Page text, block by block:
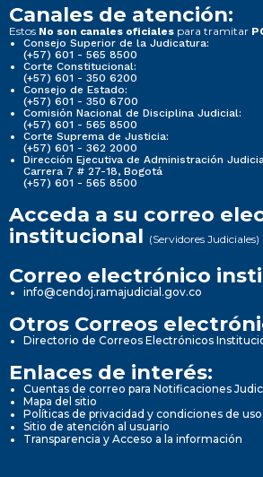
Canales de atención:
Estos No son canales oficiales para tramitar
Consejo Superior de la Judicatura:
(+57) 601 - 565 8500
Corte Constitucional:
(+57) 601 - 350 6200
Consejo de Estado:
(+57) 601 - 350 6700
Comisión Nacional de Disciplina Judicial:
(+57) 601 - 565 8500
Corte Suprema de Justicia:
(+57) 601 - 362 2000
Dirección Ejecutiva de Administración
Carrera 7 # 27-18, Bogotá
(+57) 601 - 565 8500
Acceda a su correo
institucional (Servidores Judiciales)
Correo electrónico
info@cendoj.ramajudicial.gov.co
Otros Correos
Directorio de Correos Electrónicos
Enlaces de interés:
Cuentas de correo para Notificaciones
Mapa del sitio
Políticas de privacidad y condiciones de uso
Sitio de atención al usuario
Transparencia y Acceso a la información